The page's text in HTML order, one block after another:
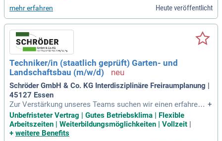
Du-Kultur, in der Wertschätzung großgeschrieben wird. Feier
n Sie mit uns Karneval und Sommerfeste, während Sie von e
inem attraktiven Gehalt und einer gesunden Work-Life-Balan
ce profitieren. Genießen Sie zahlreiche Extras wie Wellpass,
Jobrad und regelmäßige Teamevents. Bewerben Sie sich jet
zt über den Button und werden Sie Teil unseres dynamische
n Teams!
mehr erfahren Heute veröffentlicht
Techniker/in (staatlich geprüft) Garten- und
Landschaftsbau (m/w/d)
Schröder GmbH & Co. KG Interdisziplinäre Freiraumplanung |
45127 Essen
Zur Verstärkung unseres Teams suchen wir einen erfahrene
n Techniker (staatlich geprüft) im Garten- und Landschaftsb
au (m/w/d) für die Bauüberwachung von Freianlagenprojekt
en. In dieser verantwortungsvollen Position leiten Sie Freian
+
Unbefristeter Vertrag | Gutes Betriebsklima | Flexible
Arbeitszeiten | Weiterbildungsmöglichkeiten | Vollzeit |
+ weitere Benefits